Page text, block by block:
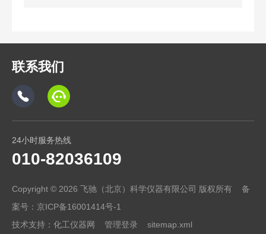
联系我们
24小时服务热线
010-82036109
Copyright © 2026 飞驰（北京）科学仪器有限公司 版权所有 备
案号： 京ICP备16001414号-1
技术支持： 化工仪器网 管理登录 sitemap.xml